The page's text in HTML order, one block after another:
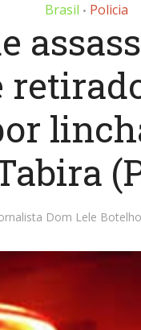
Brasil • Policia
Dom Lele Botelho